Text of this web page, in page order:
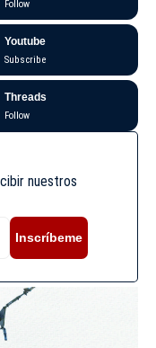
Follow
Youtube
Subscribe
Threads
Follow
nuestros
Inscríbeme